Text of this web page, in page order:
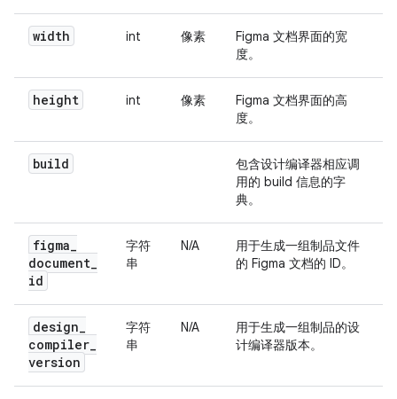
width int 像素
Figma 文档界面的宽
度。
height int 像素
Figma 文档界面的高
度。
build
包含设计编译器相应调
用的 build 信息的字
典。
figma_
document_
id
字符
串
N/A
用于生成一组制品文件
的 Figma 文档的 ID。
design_
compiler_
version
字符
串
N/A
用于生成一组制品的设
计编译器版本。